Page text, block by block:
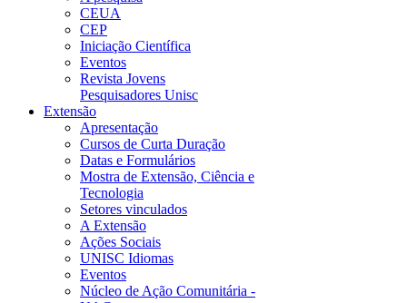
CEUA
CEP
Iniciação Científica
Eventos
Revista Jovens
Pesquisadores Unisc
Extensão
Apresentação
Cursos de Curta Duração
Datas e Formulários
Mostra de Extensão, Ciência e
Tecnologia
Setores vinculados
A Extensão
Ações Sociais
UNISC Idiomas
Eventos
Núcleo de Ação Comunitária -